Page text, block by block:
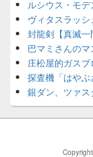
ルシウス・モデ
ヴィタスラッシ
封龍剣【真滅一
巴マミさんの
庄松屋的ガス
探査機「はや
銀ダン、ツァ